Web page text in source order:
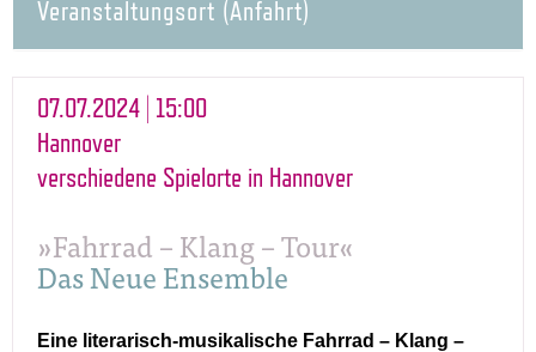
Veranstaltungsort (Anfahrt)
07.07.2024 | 15:00
Hannover
verschiedene Spielorte in Hannover
»Fahrrad – Klang – Tour«
Das Neue Ensemble
Eine literarisch-musikalische Fahrrad – Klang –